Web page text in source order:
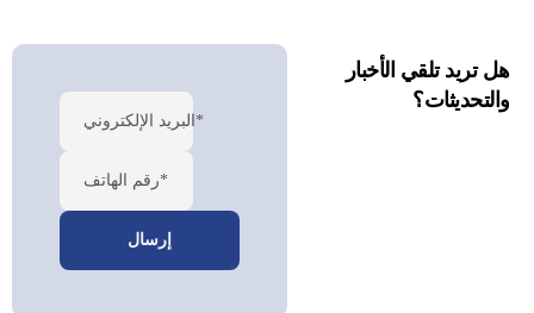
هل تريد تلقي الأخبار
والتحديثات؟
البريد الإلكتروني*
رقم الهاتف*